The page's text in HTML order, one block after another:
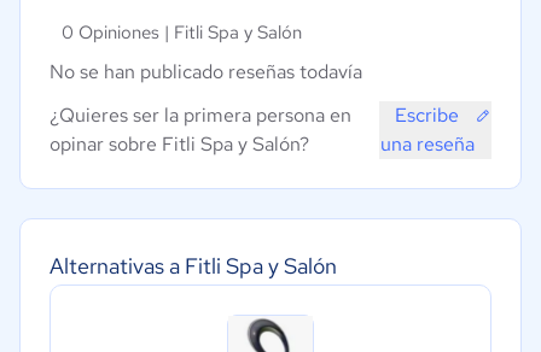
Alternativas a Fitli Spa y Salón
0 Opiniones | Fitli Spa y Salón
No se han publicado reseñas todavía
¿Quieres ser la primera persona en
opinar sobre Fitli Spa y Salón?
Escribe
una reseña